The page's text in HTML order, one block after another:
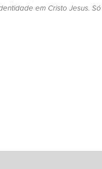
em Cristo Jesus. Só